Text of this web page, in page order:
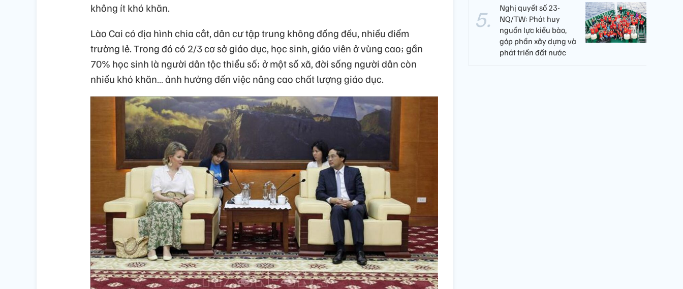
không ít khó khăn.
Lào Cai có địa hình chia cắt, dân cư tập trung không đồng đều, nhiều điểm
trường lẻ. Trong đó có 2/3 cơ sở giáo dục, học sinh, giáo viên ở vùng cao; gần
70% học sinh là người dân tộc thiểu số; ở một số xã, đời sống người dân còn
nhiều khó khăn… ảnh hưởng đến việc nâng cao chất lượng giáo dục.
Nghị quyết số 23-
NQ/TW: Phát huy
nguồn lực kiều bào,
góp phần xây dựng và
phát triển đất nước